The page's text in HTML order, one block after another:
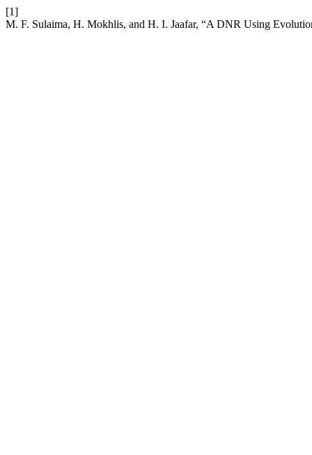
[1]
M. F. Sulaima, H. Mokhlis, and H. I. Jaafar, “A DNR Using